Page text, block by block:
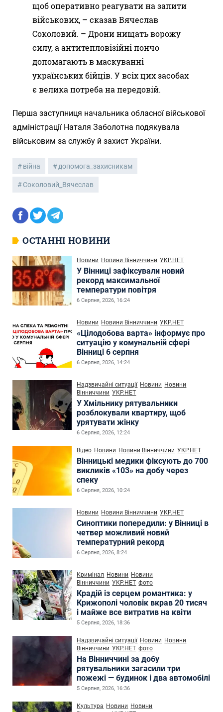
щоб оперативно реагувати на запити
військових, – сказав Вячеслав
Соколовий. – Дрони нищать ворожу
силу, а антитепловізійні пончо
допомагають в маскуванні
українських бійців. У всіх цих засобах
є велика потреба на передовій.
Перша заступниця начальника обласної військової
адміністрації Наталя Заболотна подякувала
військовим за службу й захист України.
війна допомога_захисникам
Соколовий_Вячеслав
ОСТАННІ НОВИНИ
Новини Новини Вінниччини УКР.НЕТ
У Вінниці зафіксували новий
рекорд максимальної
температури повітря
6 Серпня, 2026, 16:24
Новини Новини Вінниччини УКР.НЕТ
«Цілодобова варта» інформує про
ситуацію у комунальній сфері
Вінниці 6 серпня
6 Серпня, 2026, 14:24
Надзвичайні ситуації Новини Новини
Вінниччини УКР.НЕТ
У Хмільнику рятувальники
розблокували квартиру, щоб
урятувати жінку
6 Серпня, 2026, 12:24
Відео Новини Новини Вінниччини УКР.НЕТ
Вінницькі медики фіксують до 700
викликів «103» на добу через
спеку
6 Серпня, 2026, 10:24
Новини Новини Вінниччини УКР.НЕТ
Синоптики попередили: у Вінниці в
четвер можливий новий
температурний рекорд
6 Серпня, 2026, 8:24
Кримінал Новини Новини
Вінниччини УКР.НЕТ фото
Крадій із серцем романтика: у
Крижополі чоловік вкрав 20 тисяч
і майже все витратив на квіти
5 Серпня, 2026, 18:36
Надзвичайні ситуації Новини Новини
Вінниччини УКР.НЕТ фото
На Вінниччині за добу
рятувальники загасили три
пожежі — будинок і два автомобілі
5 Серпня, 2026, 16:36
Культура Новини Новини